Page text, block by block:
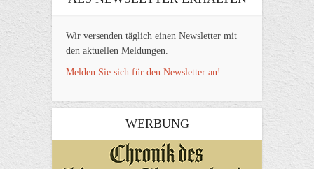
Wir versenden täglich einen Newsletter mit
den aktuellen Meldungen.
Melden Sie sich für den Newsletter an!
WERBUNG